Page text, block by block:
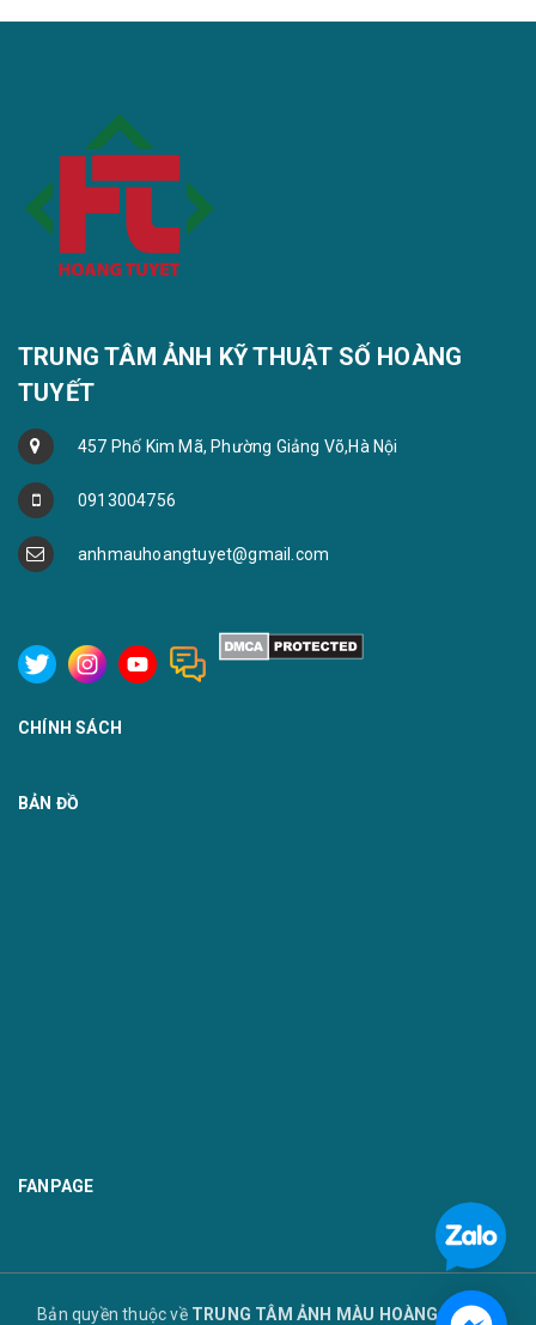
TRUNG TÂM ẢNH KỸ THUẬT SỐ HOÀNG
TUYẾT
457 Phố Kim Mã, Phường Giảng Võ,Hà Nội
0913004756
anhmauhoangtuyet@gmail.com
CHÍNH SÁCH
BẢN ĐỒ
FANPAGE
Bản quyền thuộc về TRUNG TÂM ẢNH MÀU HOÀNG TUYẾT